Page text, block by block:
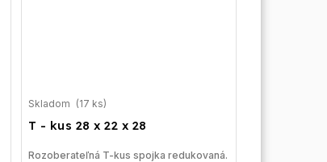
T - kus 28 x 22 x 28
Skladom (17 ks)
Rozoberateľná T-kus spojka redukovaná.